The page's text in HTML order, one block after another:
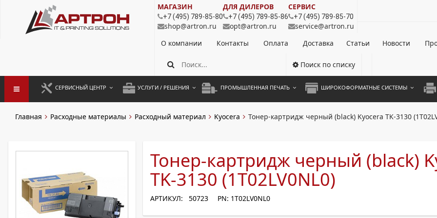
МАГАЗИН
+7 (495) 789-85-80
shop@artron.ru
ДЛЯ ДИЛЕРОВ
+7 (495) 789-85-86
opt@artron.ru
СЕРВИС
+7 (495) 789-85-70
service@artron.ru
О компании
Контакты Оплата Доставка Статьи Новости
Поиск по списку
СЕРВИСНЫЙ ЦЕНТР
ПРОФИЛАКТИКА И ТО
РАЗОВЫЕ РЕМОНТЫ
УСЛУГИ / РЕШЕНИЯ
АРЕНДА ОБОРУДОВАНИЯ
ПРОМЫШЛЕННАЯ ПЕЧАТЬ ШИРОКОФОРМАТНЫЕ СИСТЕМЫ
А4
Главная Расходные материалы Расходный материал Kyocera Тонер-картридж черный (black) Kyocera TK-3130
Тонер-картридж черный (black)
TK-3130 (1T02LV0NL0)
АРТИКУЛ: 50723 PN: 1T02LV0NL0